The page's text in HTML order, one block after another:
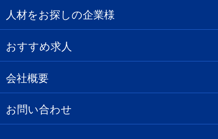
人材をお探しの企業様
おすすめ求人
会社概要
お問い合わせ